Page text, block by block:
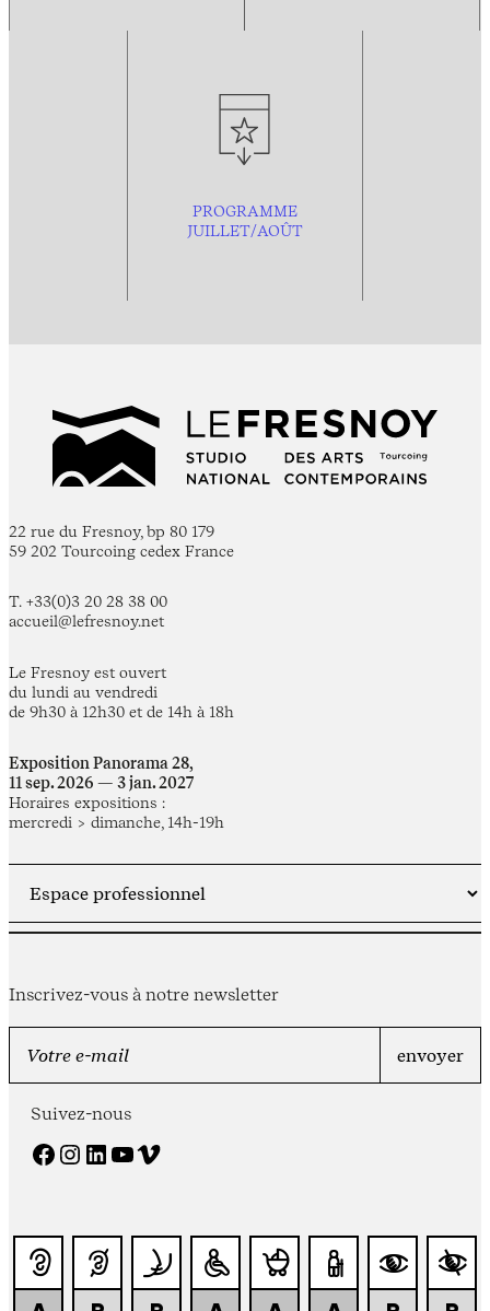
PROGRAMME
JUILLET/AOÛT
22 rue du Fresnoy, bp 80 179
59 202 Tourcoing cedex France
T. +33(0)3 20 28 38 00
accueil@lefresnoy.net
Le Fresnoy est ouvert
du lundi au vendredi
de 9h30 à 12h30 et de 14h à 18h
Exposition Panorama 28,
11 sep. 2026 — 3 jan. 2027
Horaires expositions :
mercredi > dimanche, 14h-19h
Inscrivez-vous à notre newsletter
Suivez-nous
Facebook Instagram LinkedIn YouTube Vimeo